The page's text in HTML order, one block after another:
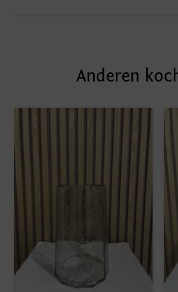
afleveradres. Voor
Anderen